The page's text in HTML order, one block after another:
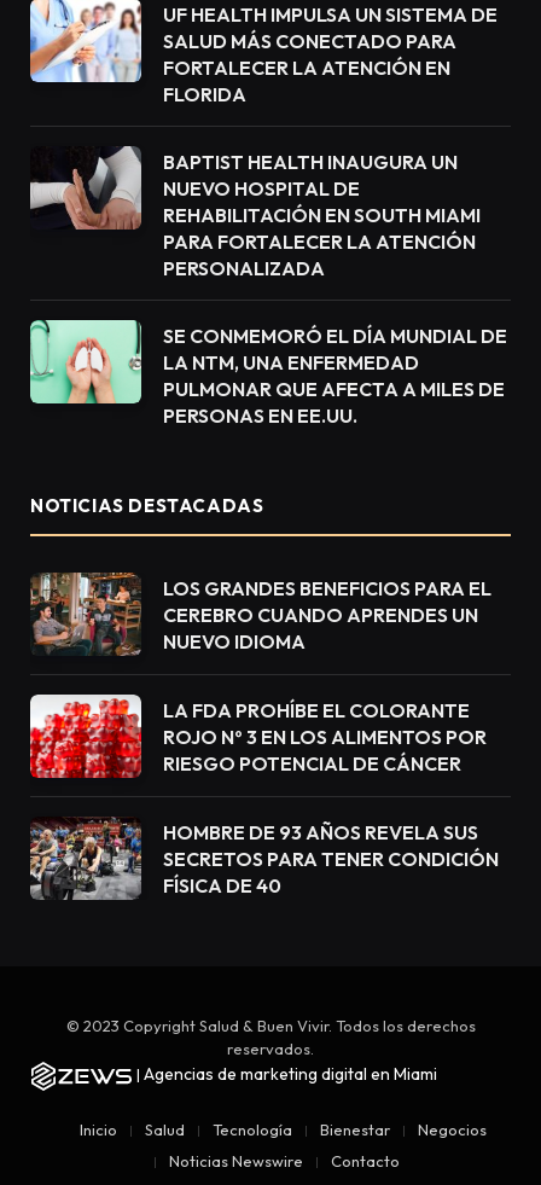
UF HEALTH IMPULSA UN SISTEMA DE
SALUD MÁS CONECTADO PARA
FORTALECER LA ATENCIÓN EN
FLORIDA
BAPTIST HEALTH INAUGURA UN
NUEVO HOSPITAL DE
REHABILITACIÓN EN SOUTH MIAMI
PARA FORTALECER LA ATENCIÓN
PERSONALIZADA
SE CONMEMORÓ EL DÍA MUNDIAL DE
LA NTM, UNA ENFERMEDAD
PULMONAR QUE AFECTA A MILES DE
PERSONAS EN EE.UU.
NOTICIAS DESTACADAS
LOS GRANDES BENEFICIOS PARA EL
CEREBRO CUANDO APRENDES UN
NUEVO IDIOMA
LA FDA PROHÍBE EL COLORANTE
ROJO Nº 3 EN LOS ALIMENTOS POR
RIESGO POTENCIAL DE CÁNCER
HOMBRE DE 93 AÑOS REVELA SUS
SECRETOS PARA TENER CONDICIÓN
FÍSICA DE 40
© 2023 Copyright Salud & Buen Vivir. Todos los derechos
reservados.
| Agencias de marketing digital en Miami
Inicio Salud Tecnología Bienestar
Negocios
Noticias Newswire
Contacto